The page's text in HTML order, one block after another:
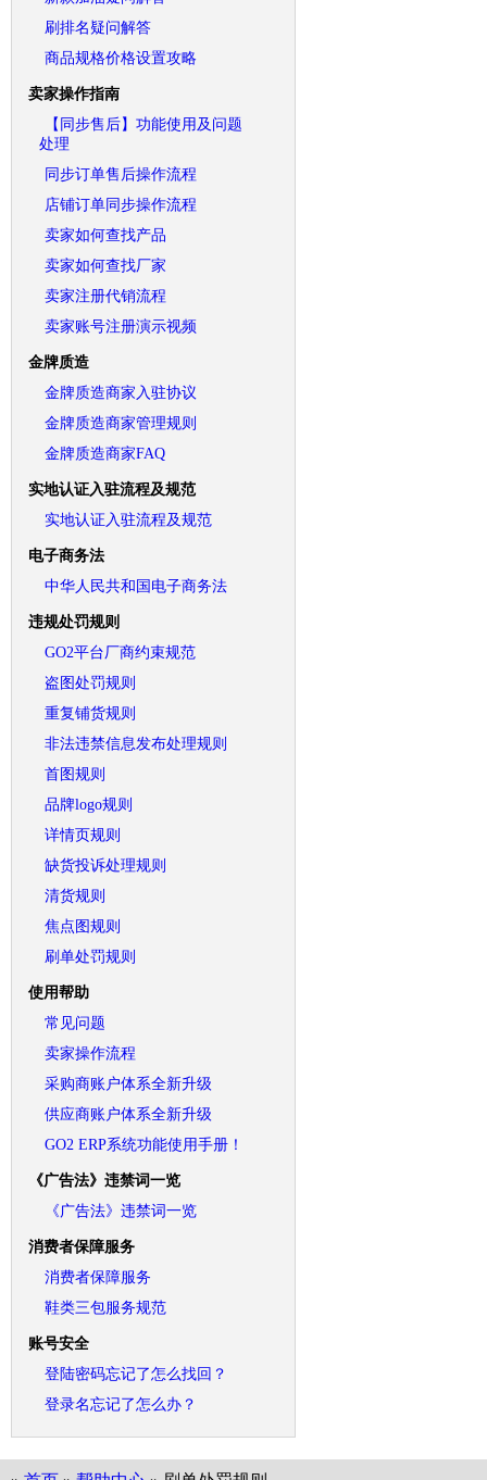
刷排名疑问解答
商品规格价格设置攻略
卖家操作指南
【同步售后】功能使用及问题
处理
同步订单售后操作流程
店铺订单同步操作流程
卖家如何查找产品
卖家如何查找厂家
卖家注册代销流程
卖家账号注册演示视频
金牌质造
金牌质造商家入驻协议
金牌质造商家管理规则
金牌质造商家FAQ
实地认证入驻流程及规范
实地认证入驻流程及规范
电子商务法
中华人民共和国电子商务法
违规处罚规则
GO2平台厂商约束规范
盗图处罚规则
重复铺货规则
非法违禁信息发布处理规则
首图规则
品牌logo规则
详情页规则
缺货投诉处理规则
清货规则
焦点图规则
刷单处罚规则
使用帮助
常见问题
卖家操作流程
采购商账户体系全新升级
供应商账户体系全新升级
GO2 ERP系统功能使用手册！
《广告法》违禁词一览
《广告法》违禁词一览
消费者保障服务
消费者保障服务
鞋类三包服务规范
账号安全
登陆密码忘记了怎么找回？
登录名忘记了怎么办？